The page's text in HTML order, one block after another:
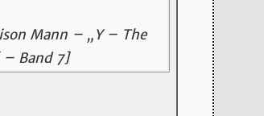
Mann – „Y – The
– Band 7]